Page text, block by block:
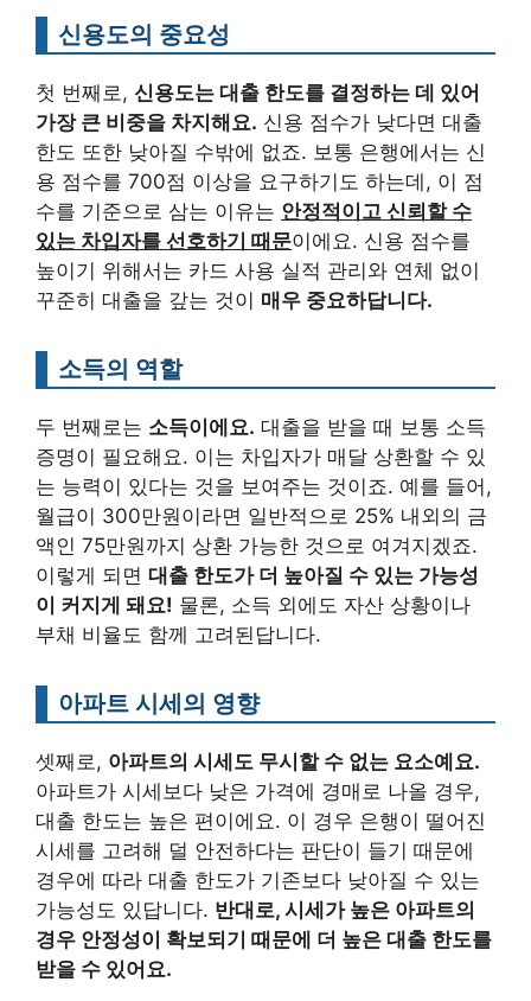
신용도의 중요성
첫 번째로, 신용도는 대출 한도를 결정하는 데 있어
가장 큰 비중을 차지해요. 신용 점수가 낮다면 대출
한도 또한 낮아질 수밖에 없죠. 보통 은행에서는 신
용 점수를 700점 이상을 요구하기도 하는데, 이 점
수를 기준으로 삼는 이유는 안정적이고 신뢰할 수
있는 차입자를 선호하기 때문이에요. 신용 점수를
높이기 위해서는 카드 사용 실적 관리와 연체 없이
꾸준히 대출을 갚는 것이 매우 중요하답니다.
소득의 역할
두 번째로는 소득이에요. 대출을 받을 때 보통 소득
증명이 필요해요. 이는 차입자가 매달 상환할 수 있
는 능력이 있다는 것을 보여주는 것이죠. 예를 들어,
월급이 300만원이라면 일반적으로 25% 내외의 금
액인 75만원까지 상환 가능한 것으로 여겨지겠죠.
이렇게 되면 대출 한도가 더 높아질 수 있는 가능성
이 커지게 돼요! 물론, 소득 외에도 자산 상황이나
부채 비율도 함께 고려된답니다.
아파트 시세의 영향
셋째로, 아파트의 시세도 무시할 수 없는 요소예요.
아파트가 시세보다 낮은 가격에 경매로 나올 경우,
대출 한도는 높은 편이에요. 이 경우 은행이 떨어진
시세를 고려해 덜 안전하다는 판단이 들기 때문에
경우에 따라 대출 한도가 기존보다 낮아질 수 있는
가능성도 있답니다. 반대로, 시세가 높은 아파트의
경우 안정성이 확보되기 때문에 더 높은 대출 한도를
받을 수 있어요.